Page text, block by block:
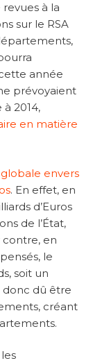
à la
sur le RSA
année
prévoyaient
2014,
en matière
envers
. En effet, en
d’Euros
de l’État,
contre, en
le
soit un
donc dû être
créant